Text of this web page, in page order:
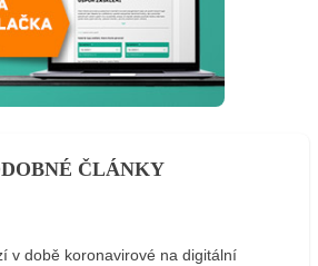
ČLÁNKY
v době koronavirové na digitální